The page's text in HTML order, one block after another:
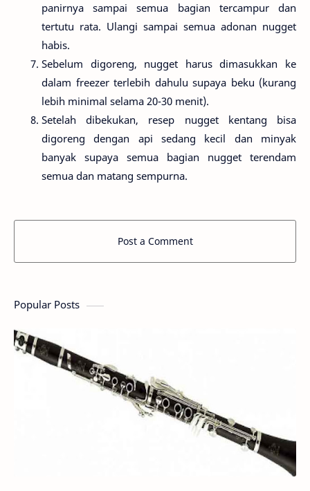
panirnya sampai semua bagian tercampur dan
tertutu rata. Ulangi sampai semua adonan nugget
habis.
Sebelum digoreng, nugget harus dimasukkan ke
dalam freezer terlebih dahulu supaya beku (kurang
lebih minimal selama 20-30 menit).
Setelah dibekukan, resep nugget kentang bisa
digoreng dengan api sedang kecil dan minyak
banyak supaya semua bagian nugget terendam
semua dan matang sempurna.
Post a Comment
Popular Posts